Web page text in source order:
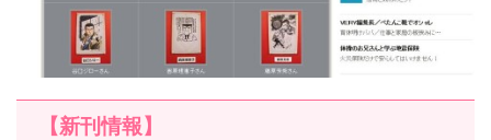
【新刊情報】